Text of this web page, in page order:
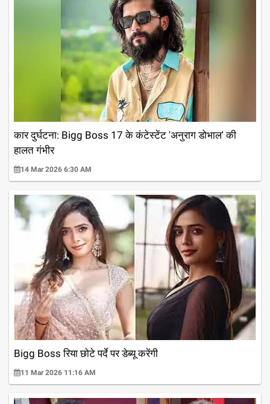
कार दुर्घटना: Bigg Boss 17 के कंटेस्टेंट 'अनुराग डोभाल' की
हालत गंभीर
14 Mar 2026 6:30 AM
Bigg Boss रिया छोटे पर्दे पर डेब्यू करेंगी
11 Mar 2026 11:16 AM